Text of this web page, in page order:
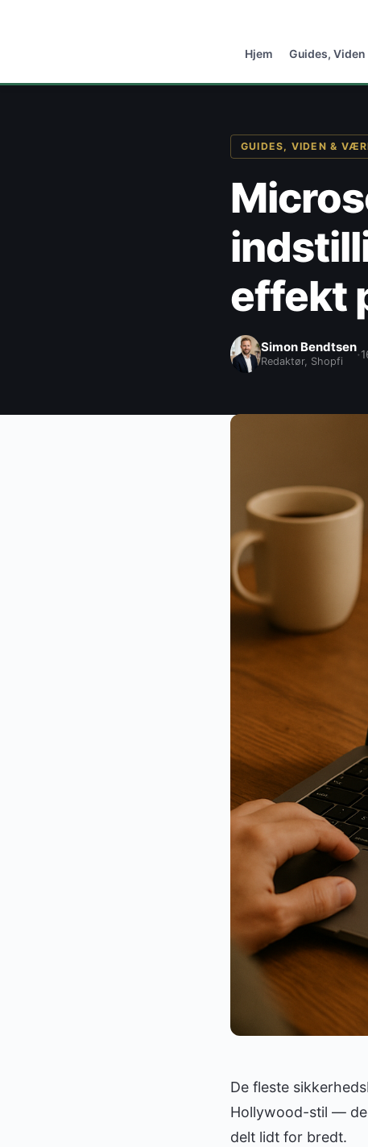
Hjem Guides, Viden
GUIDES, VIDEN &
effekt
Simon Bendtsen
Redaktør, Shopfi ·
De fleste
Hollywood-stil — de
delt lidt for bredt.